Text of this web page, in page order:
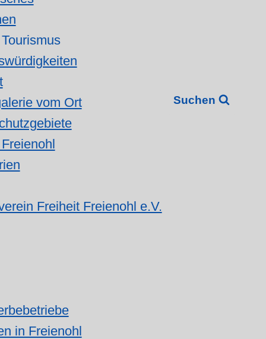
vom Ort
Freiheit Freienohl e.V.
in Freienohl
Suchen